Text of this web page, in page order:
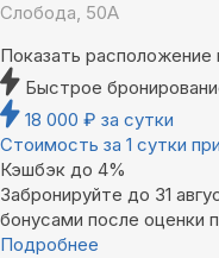
Слобода, 50А
Показать расположение
Быстрое
18 000 ₽ за сутки
Стоимость за 1 сутки
Кэшбэк до 4%
Забронируйте до 31
бонусами после оценки
Подробнее